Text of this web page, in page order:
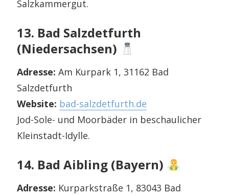
Salzkammergut.
13. Bad Salzdetfurth
(Niedersachsen)
Adresse: Am Kurpark 1, 31162 Bad
Salzdetfurth
Website: bad-salzdetfurth.de
Jod-Sole- und Moorbäder in beschaulicher
Kleinstadt-Idylle.
14. Bad Aibling (Bayern)
Adresse: Kurparkstraße 1, 83043 Bad